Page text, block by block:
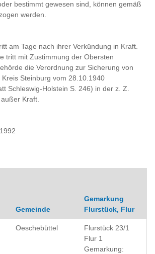
bestimmt gewesen sind, können gemäß
werden.
am Tage nach ihrer Verkündung in Kraft.
tritt mit Zustimmung der Obersten
die Verordnung zur Sicherung von
Steinburg vom 28.10.1940
Schleswig-Holstein S. 246) in der z. Z.
Kraft.
Gemeinde
Gemarkung
Flurstück, Flur
Oeschebüttel
Flurstück 23/1
Flur 1
Gemarkung: